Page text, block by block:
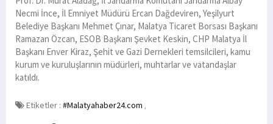
Necmi İnce, İl Emniyet Müdürü Ercan Dağdeviren, Yeşilyurt
Belediye Başkanı Mehmet Çınar, Malatya Ticaret Borsası Başkanı
Ramazan Özcan, ESOB Başkanı Şevket Keskin, CHP Malatya İl
Başkanı Enver Kiraz, Şehit ve Gazi Dernekleri temsilcileri, kamu
kurum ve kuruluşlarının müdürleri, muhtarlar ve vatandaşlar
katıldı.
Etiketler : #Malatyahaber24.com ,